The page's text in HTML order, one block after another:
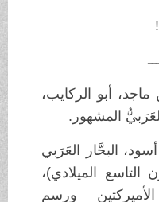
أبو الركايب،
البحَّار العَرَبي
الميلادي)،
ورسم